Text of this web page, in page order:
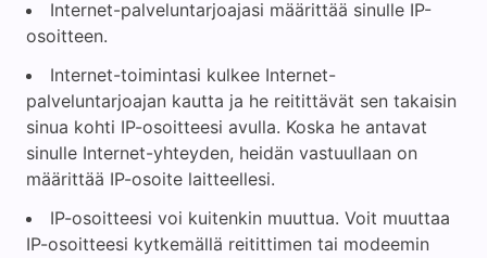
Internet-palveluntarjoajasi määrittää sinulle IP-
osoitteen.
Internet-toimintasi kulkee Internet-
palveluntarjoajan kautta ja he reitittävät sen takaisin
sinua kohti IP-osoitteesi avulla. Koska he antavat
sinulle Internet-yhteyden, heidän vastuullaan on
määrittää IP-osoite laitteellesi.
IP-osoitteesi voi kuitenkin muuttua. Voit muuttaa
IP-osoitteesi kytkemällä reitittimen tai modeemin